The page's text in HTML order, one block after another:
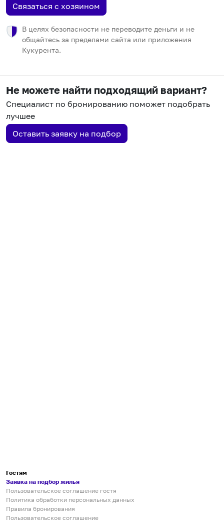
Связаться с хозяином
В целях безопасности не переводите деньги и не
общайтесь за пределами сайта или приложения
Кукурента.
Не можете найти подходящий вариант?
Специалист по бронированию поможет подобрать
лучшее
Оставить заявку на подбор
Гостям
Заявка на подбор жилья
Пользовательское соглашение гостя
Политика обработки персональных данных
Правила бронирования
Пользовательское соглашение